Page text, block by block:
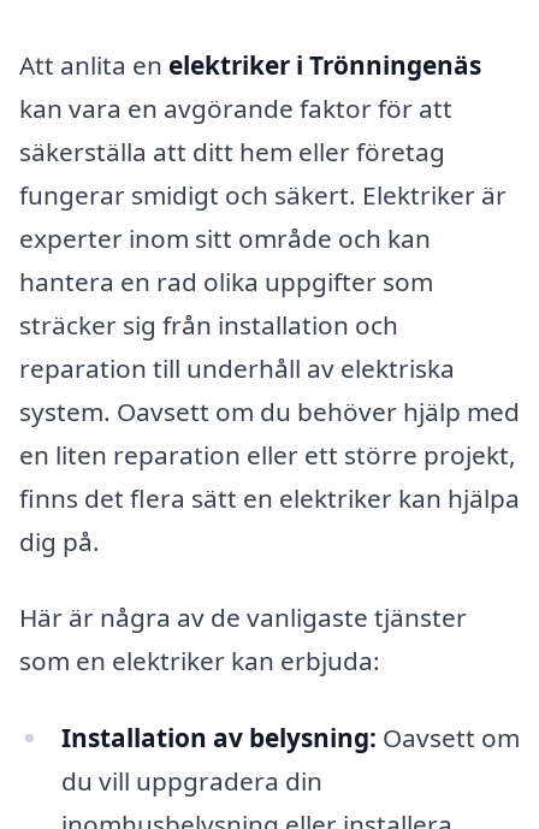
Att anlita en elektriker i Trönningenäs
kan vara en avgörande faktor för att
säkerställa att ditt hem eller företag
fungerar smidigt och säkert. Elektriker är
experter inom sitt område och kan
hantera en rad olika uppgifter som
sträcker sig från installation och
reparation till underhåll av elektriska
system. Oavsett om du behöver hjälp med
en liten reparation eller ett större projekt,
finns det flera sätt en elektriker kan hjälpa
dig på.
Här är några av de vanligaste tjänster
som en elektriker kan erbjuda:
Installation av belysning: Oavsett om
du vill uppgradera din